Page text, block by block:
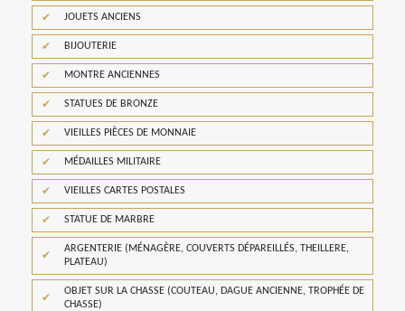
JOUETS ANCIENS
BIJOUTERIE
MONTRE ANCIENNES
STATUES DE BRONZE
VIEILLES PIÈCES DE MONNAIE
MÉDAILLES MILITAIRE
VIEILLES CARTES POSTALES
STATUE DE MARBRE
ARGENTERIE (MÉNAGÈRE, COUVERTS DÉPAREILLÉS, THEILLERE,
PLATEAU)
OBJET SUR LA CHASSE (COUTEAU, DAGUE ANCIENNE, TROPHÉE DE
CHASSE)